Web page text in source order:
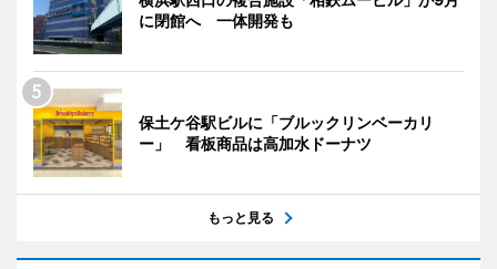
に閉館へ 一体開発も
保土ケ谷駅ビルに「ブルックリンベーカリ
ー」 看板商品は高加水ドーナツ
もっと見る